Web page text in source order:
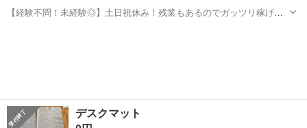
【経験不問！未経験◎】土日祝休み！残業もあるのでガッツリ稼げま
デスクマット